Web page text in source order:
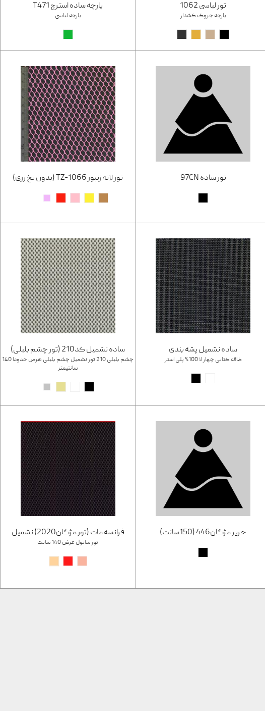
تور لباسی 1062
پارچه چروک کشدار
پارچه ساده استرچ T471
پارچه لباسی
تور ساده 97CN تور لانه زنبور TZ-1066 (بدون نخ زری)
ساده نشمیل پشه بندی
طاقه کتابی چهار لا 100% پلی استر
ساده نشمیل کد210 (تور چشم بلبلی)
چشم بلبلی 210 تور نشمیل چشم بلبلی هرض حدودا 140
سانتیمتر
حریر مژگان446 (150سانت) فرانسه مات (تور مژگان2020) نشمیل
تور سانول عرض 140 سانت